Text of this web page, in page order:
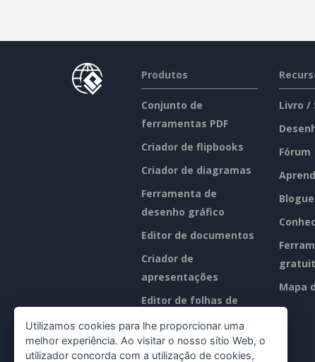
Produtos
Conjunto de
ferramentas PDF
Criador de flipbooks
Criador de diagramas
Ferramenta de
desenho gráfico
Editor de documentos
Criador de
apresentações
Editor de folhas de
cálculo
Preços
Livro /
Fórum
Blogue
Mapa
Utilizamos cookies para lhe proporcionar uma
melhor experiência. Ao visitar o nosso sítio Web, o
utilizador concorda com a utilização de cookies,